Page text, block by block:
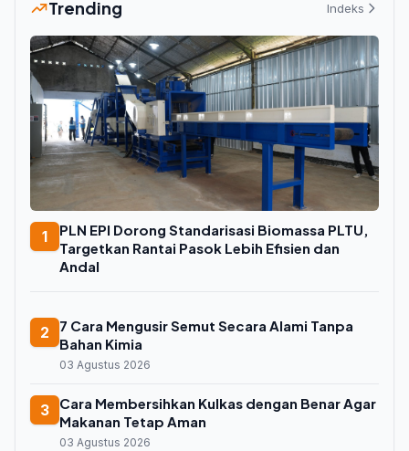
Trending Indeks
1
PLN EPI Dorong Standarisasi Biomassa PLTU,
Targetkan Rantai Pasok Lebih Efisien dan
Andal
2
7 Cara Mengusir Semut Secara Alami Tanpa
Bahan Kimia
03 Agustus 2026
3
Cara Membersihkan Kulkas dengan Benar Agar
Makanan Tetap Aman
03 Agustus 2026